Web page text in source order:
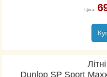
Ціна:
Dunlop SP Sport